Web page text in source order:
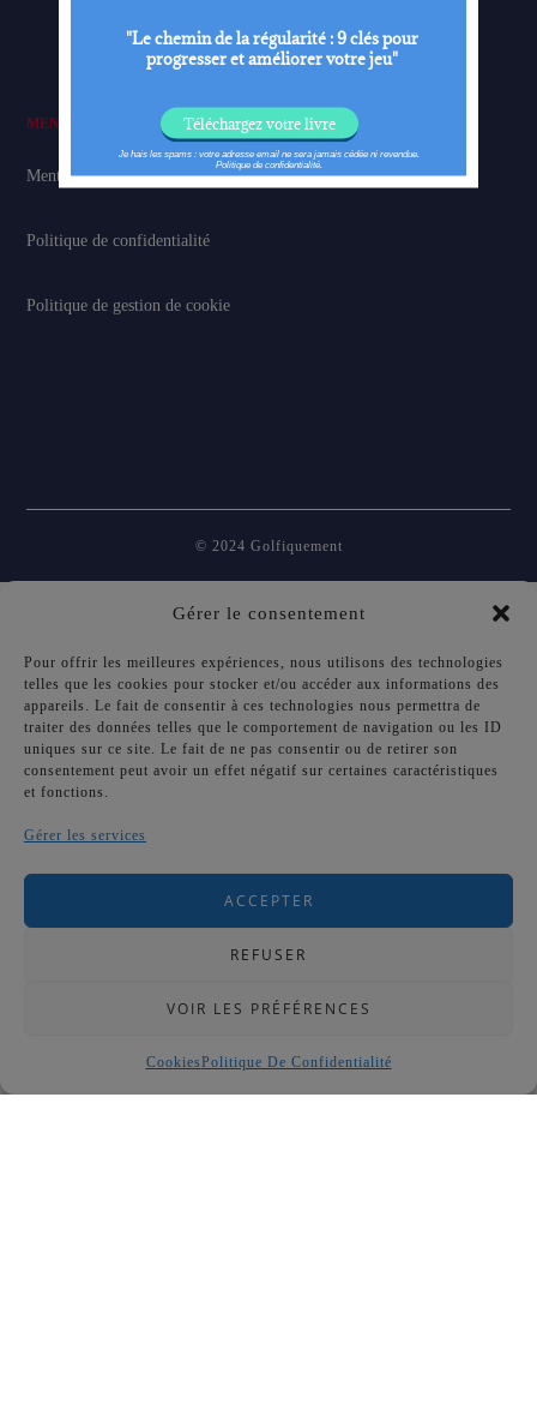
Gérer le consentement
Pour offrir les meilleures expériences, nous utilisons des technologies
telles que les cookies pour stocker et/ou accéder aux informations des
appareils. Le fait de consentir à ces technologies nous permettra de
traiter des données telles que le comportement de navigation ou les ID
uniques sur ce site. Le fait de ne pas consentir ou de retirer son
consentement peut avoir un effet négatif sur certaines caractéristiques
et fonctions.
Gérer les services
ACCEPTER
REFUSER
VOIR LES PRÉFÉRENCES
CookiesPolitique De Confidentialité
MENTIONS LÉGALES
Mentions légales
Politique de confidentialité
Politique de gestion de cookie
© 2024 Golfiquement